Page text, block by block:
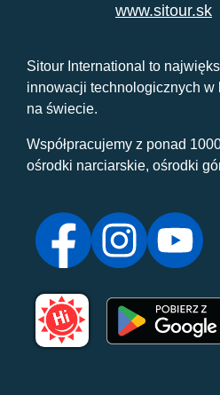
www.sitour.sk
Sitour International to
innowacji technologicznych w
na świecie.
Współpracujemy z ponad
ośrodki narciarskie, ośrodki